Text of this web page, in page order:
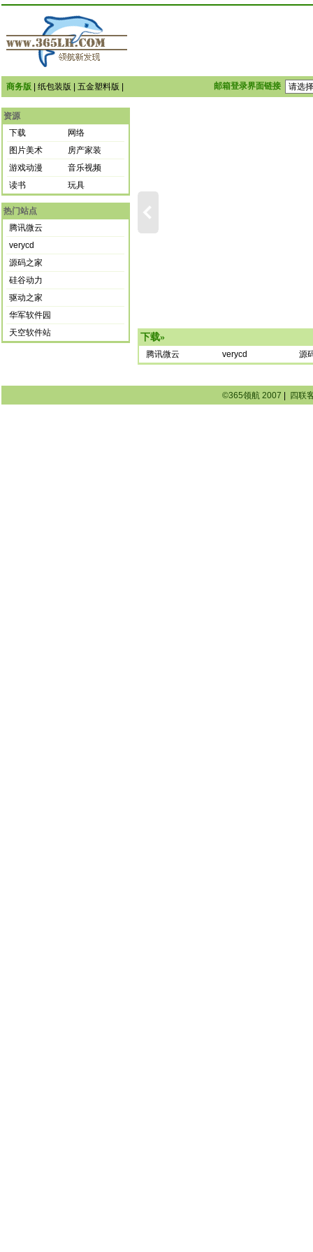
商务版 纸包装版 五金塑料版 邮箱登录界面链接
资源
下载
网络
图片美术
房产家装
游戏动漫
音乐视频
读书
玩具
热门站点
腾讯微云
verycd
源码之家
硅谷动力
驱动之家
华军软件园
天空软件站
下载»
腾讯微云 verycd 源
©365领航 2007 四联